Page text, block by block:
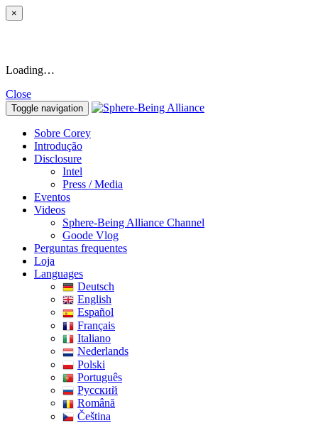
×
Loading…
Close
Toggle navigation
Sobre Corey
Introdução
Disclosure
Intel
Press / Media
Eventos
Videos
Sphere-Being Alliance Channel
Goode Vlog
Perguntas frequentes
Loja
Languages
Deutsch
English
Español
Français
Italiano
Nederlands
Polski
Português
Pусский
Română
Čeština